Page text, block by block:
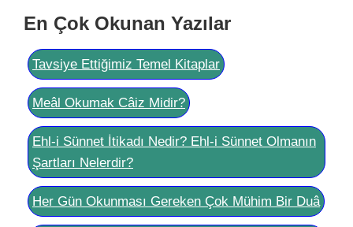
En Çok Okunan Yazılar
Tavsiye Ettiğimiz Temel Kitaplar
Meâl Okumak Câiz Midir?
Ehl-i Sünnet İtikadı Nedir? Ehl-i Sünnet Olmanın
Şartları Nelerdir?
Her Gün Okunması Gereken Çok Mühim Bir Duâ